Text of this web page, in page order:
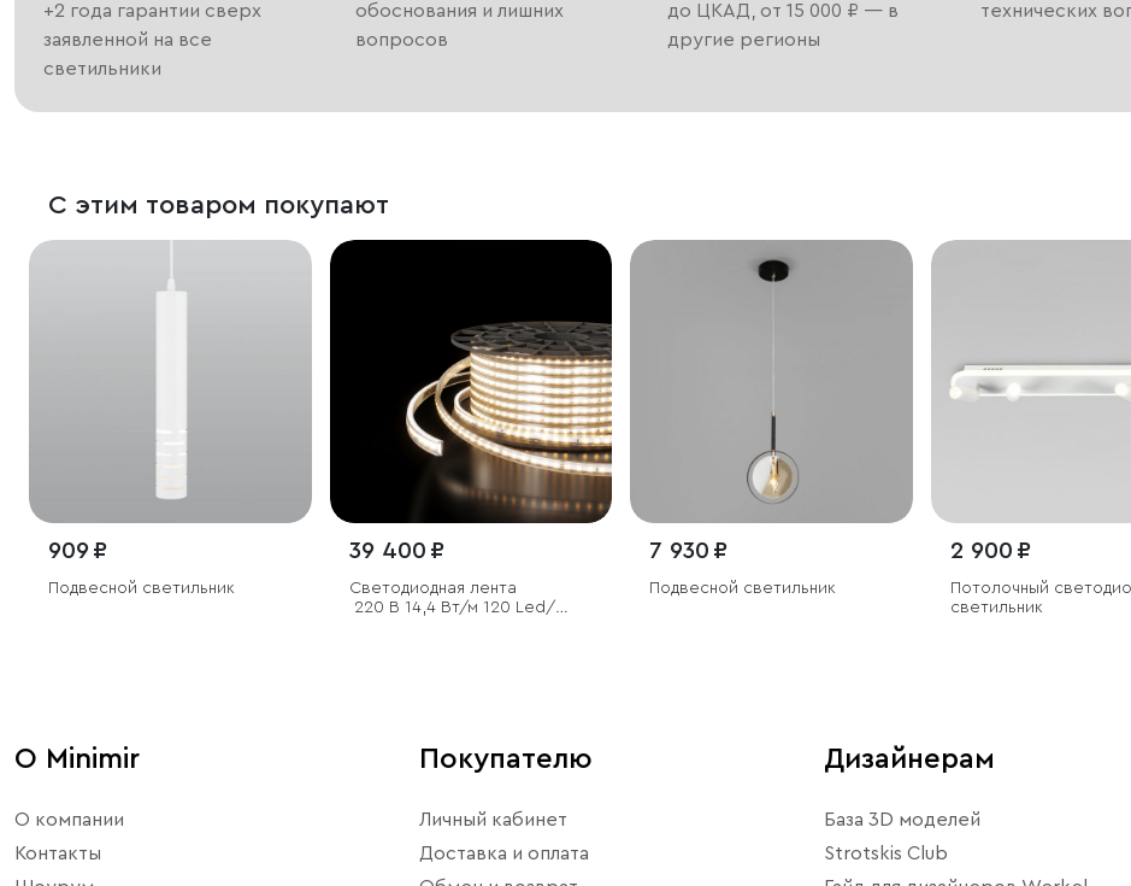
+2 года гарантии сверх
заявленной на все
светильники
обоснования и лишних
вопросов
до ЦКАД, от 15 000 ₽ — в
другие регионы
технических
С этим товаром покупают
909 ₽
Подвесной светильник
39 400 ₽
Светодиодная лента
220 В 14,4 Вт/м 120 Led/
7 930 ₽
Подвесной светильник
2 900 ₽
Потолочный
светильник
О Minimir
О компании
Контакты
Покупателю
Личный кабинет
Доставка и оплата
Дизайнерам
База 3D моделей
Strotskis Club